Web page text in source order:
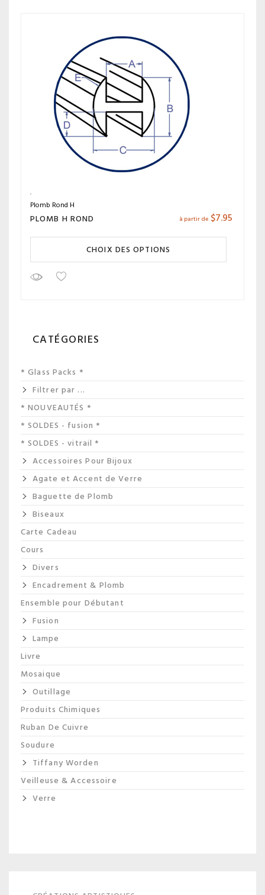
Plomb Rond H
PLOMB H ROND à partir de $7.95
CHOIX DES OPTIONS
CATÉGORIES
* Glass Packs *
Filtrer par ...
* NOUVEAUTÉS *
* SOLDES - fusion *
* SOLDES - vitrail *
Accessoires Pour Bijoux
Agate et Accent de Verre
Baguette de Plomb
Biseaux
Carte Cadeau
Cours
Divers
Encadrement & Plomb
Ensemble pour Débutant
Fusion
Lampe
Livre
Mosaique
Outillage
Produits Chimiques
Ruban De Cuivre
Soudure
Tiffany Worden
Veilleuse & Accessoire
Verre